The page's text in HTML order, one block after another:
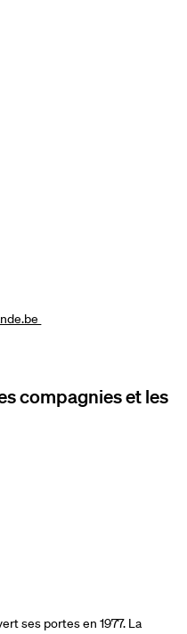
compagnies et les
ses portes en 1977. La